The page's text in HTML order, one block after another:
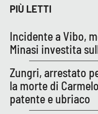
LaC TV
LaC Network
LaC OnAir
PIÙ LETTI
Incidente a Vibo,
Minasi investita
Zungri, arrestato
la morte di
patente e ubriaco